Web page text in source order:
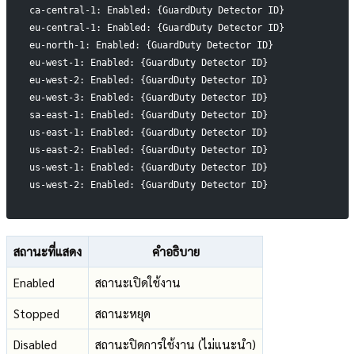
ca-central-1: Enabled: {GuardDuty Detector ID}
eu-central-1: Enabled: {GuardDuty Detector ID}
eu-north-1: Enabled: {GuardDuty Detector ID}
eu-west-1: Enabled: {GuardDuty Detector ID}
eu-west-2: Enabled: {GuardDuty Detector ID}
eu-west-3: Enabled: {GuardDuty Detector ID}
sa-east-1: Enabled: {GuardDuty Detector ID}
us-east-1: Enabled: {GuardDuty Detector ID}
us-east-2: Enabled: {GuardDuty Detector ID}
us-west-1: Enabled: {GuardDuty Detector ID}
us-west-2: Enabled: {GuardDuty Detector ID}
สถานะที่แสดง
คำอธิบาย
Enabled
สถานะเปิดใช้งาน
Stopped
สถานะหยุด
Disabled
สถานะปิดการใช้งาน (ไม่แนะนำ)